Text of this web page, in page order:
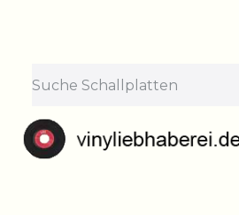
Bestellungen nehmen wir
der Versand startet wieder